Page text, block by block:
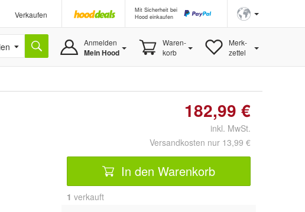
Verkaufen
Mit Sicherheit bei
Hood einkaufen
Anmelden
Mein Hood
Waren-
korb
Merk-
zettel
182,99 €
inkl. MwSt.
Versandkosten nur 13,99 €
In den Warenkorb
1 verkauft